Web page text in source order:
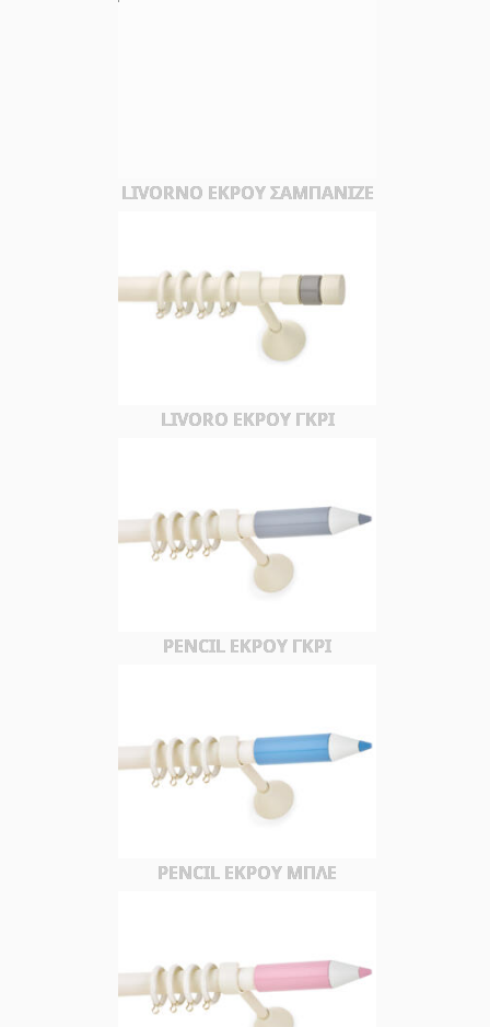
LIVORNO ΕΚΡΟΥ ΣΑΜΠΑΝΙΖΕ
LIVORO ΕΚΡΟΥ ΓΚΡΙ
PENCIL ΕΚΡΟΥ ΓΚΡΙ
PENCIL ΕΚΡΟΥ ΜΠΛΕ